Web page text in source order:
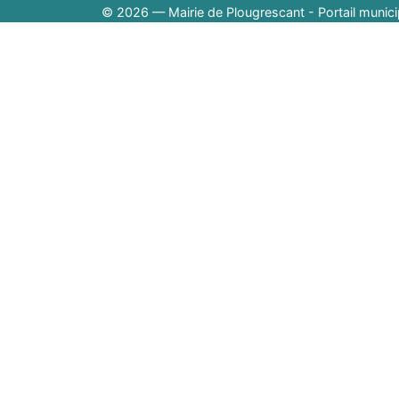
© 2026 — Mairie de Plougrescant - Portail